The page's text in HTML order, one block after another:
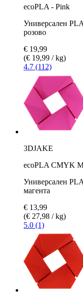
ecoPLA - Pink
Универсален
розово
€ 19,99
(€ 19,99 / kg)
4.7 (112)
3DJAKE
ecoPLA CMYK
Универсален
магента
€ 13,99
(€ 27,98 / kg)
5.0 (1)